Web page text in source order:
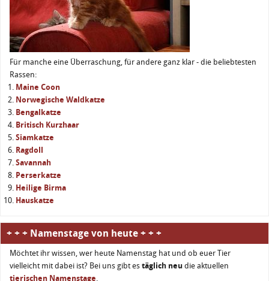
Für manche eine Überraschung, für andere ganz klar - die beliebtesten
Rassen:
Maine Coon
Norwegische Waldkatze
Bengalkatze
Britisch Kurzhaar
Siamkatze
Ragdoll
Savannah
Perserkatze
Heilige Birma
Hauskatze
+ + + Namenstage von heute + + +
Möchtet ihr wissen, wer heute Namenstag hat und ob euer Tier
vielleicht mit dabei ist? Bei uns gibt es täglich neu die aktuellen
tierischen Namenstage.